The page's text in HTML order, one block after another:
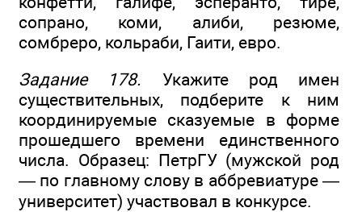
сопрано, коми, алиби, резюме,
сомбреро, кольраби, Гаити, евро.
Задание 178. Укажите род имен
существительных, подберите к ним
координируемые сказуемые в форме
прошедшего времени единственного
числа. Образец: ПетрГУ (мужской род
— по главному слову в аббревиатуре —
университет) участвовал в конкурсе.